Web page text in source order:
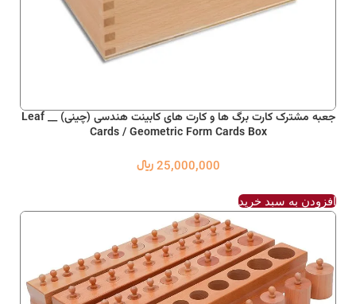
جعبه مشترک کارت برگ ها و کارت های کابینت هندسی (چینی) __ Leaf
Cards / Geometric Form Cards Box
25,000,000 ﷼
افزودن به سبد خرید